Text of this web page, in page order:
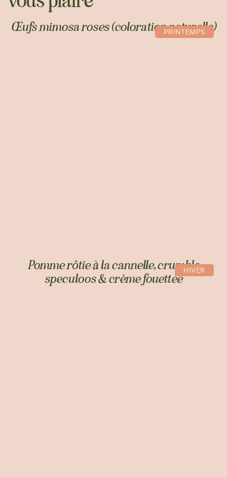
PRINTEMPS
Œufs mimosa roses (coloration naturelle)
HIVER
Pomme rôtie à la cannelle, crumble
speculoos & crème fouettée